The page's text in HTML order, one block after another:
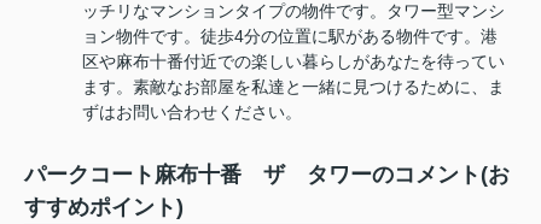
ッチリなマンションタイプの物件です。タワー型マンシ
ョン物件です。徒歩4分の位置に駅がある物件です。港
区や麻布十番付近での楽しい暮らしがあなたを待ってい
ます。素敵なお部屋を私達と一緒に見つけるために、ま
ずはお問い合わせください。
パークコート麻布十番 ザ タワーのコメント(お
すすめポイント)